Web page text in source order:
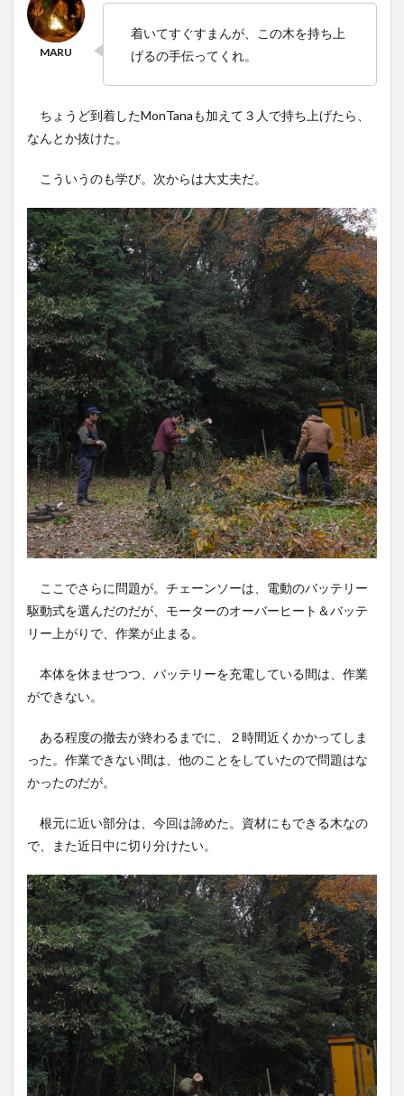
着いてすぐすまんが、この木を持ち上
げるの手伝ってくれ。
ちょうど到着したMonTanaも加えて３人で持ち上げたら、
なんとか抜けた。
こういうのも学び。次からは大丈夫だ。
ここでさらに問題が。チェーンソーは、電動のバッテリー
駆動式を選んだのだが、モーターのオーバーヒート＆バッテ
リー上がりで、作業が止まる。
本体を休ませつつ、バッテリーを充電している間は、作業
ができない。
ある程度の撤去が終わるまでに、２時間近くかかってしま
った。作業できない間は、他のことをしていたので問題はな
かったのだが。
根元に近い部分は、今回は諦めた。資材にもできる木なの
で、また近日中に切り分けたい。